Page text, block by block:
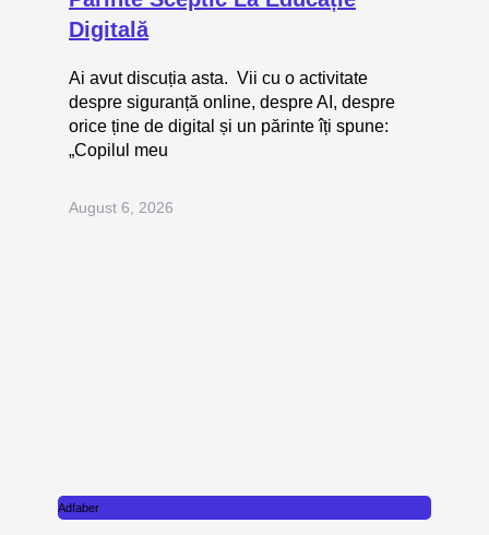
Digitală
Ai avut discuția asta. Vii cu o activitate
despre siguranță online, despre AI, despre
orice ține de digital și un părinte îți spune:
„Copilul meu
August 6, 2026
Adfaber